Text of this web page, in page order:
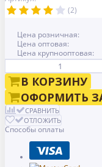
(2)
Цена розничная:
Цена оптовая:
Цена крупнооптовая:
В КОРЗИНУ
ОФОРМИТЬ
СРАВНИТЬ
ОТЛОЖИТЬ
Способы оплаты